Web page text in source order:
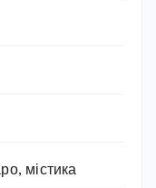
містика